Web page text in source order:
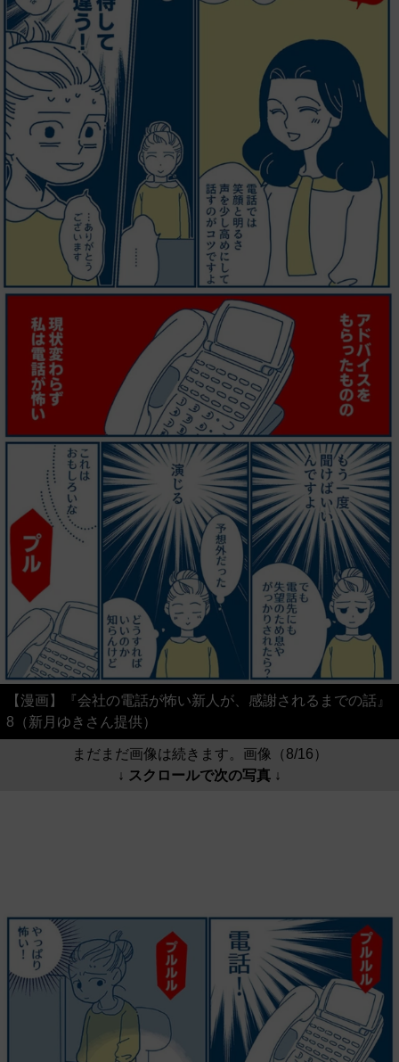
【漫画】『会社の電話が怖い新人が、感謝されるまでの話』
8（新月ゆきさん提供）
まだまだ画像は続きます。画像（8/16）
↓ スクロールで次の写真 ↓